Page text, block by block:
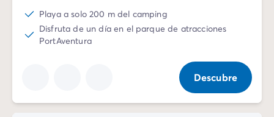
Camping Venecia
Camping Croacia
Otros destinos
Camping Luxemburgo
Playa a solo 200 m del camping
Disfruta de un día en el parque de atracciones
PortAventura
Descubre